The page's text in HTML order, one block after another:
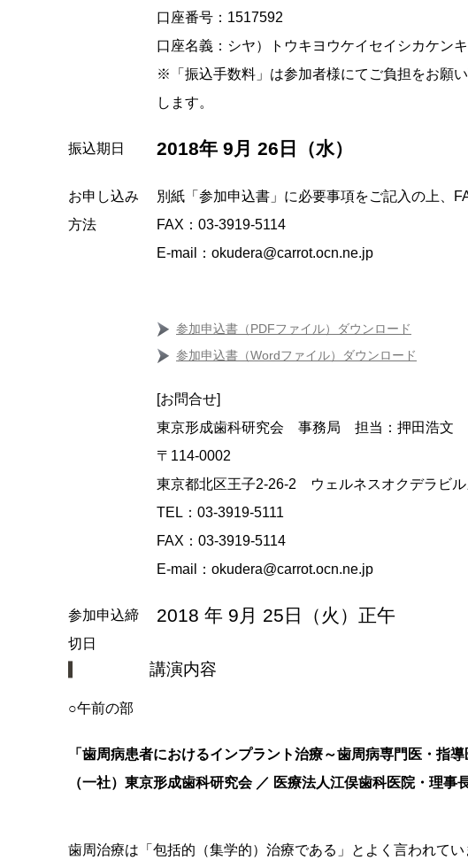
口座番号：1517592
口座名義：シヤ）トウキヨウケイセイシカケン
※「振込手数料」は参加者様にてご負担をお願
します。
振込期日 2018年 9月 26日（水）
お申し込み
方法
別紙「参加申込書」に必要事項をご記入の上、
FAX：03-3919-5114
E‐mail：okudera@carrot.ocn.ne.jp
参加申込書（PDFファイル）ダウンロード
参加申込書（Wordファイル）ダウンロード
[お問合せ]
東京形成歯科研究会 事務局 担当：押田浩文
〒114‐0002
東京都北区王子2‐26‐2 ウェルネスオクデラビ
TEL：03‐3919‐5111
FAX：03‐3919‐5114
E‐mail：okudera@carrot.ocn.ne.jp
参加申込締
切日
2018 年 9月 25日（火）正午
講演内容
○午前の部
「歯周病患者におけるインプラント治療～歯周病専門医・指導
（一社）東京形成歯科研究会 ／ 医療法人江俣歯科医院・理
歯周治療は「包括的（集学的）治療である」とよく言われて